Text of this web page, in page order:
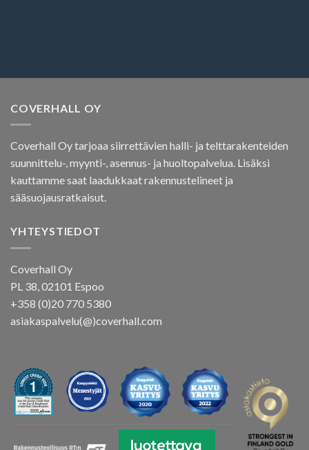
COVERHALL OY
Coverhall Oy tarjoaa siirrettävien halli- ja telttarakenteiden
suunnittelu-, myynti-, asennus- ja huoltopalvelua. Lisäksi
kauttamme saat laadukkaat rakennustelineet ja
sääsuojausratkaisut.
YHTEYSTIEDOT
Coverhall Oy
PL 38, 02101 Espoo
+358 (0)20 770 5380
asiakaspalvelu(@)coverhall.com